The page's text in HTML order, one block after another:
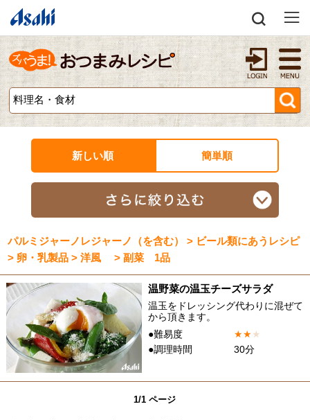
新しい順 簡単順
パルミジャーノレジャーノ（を含む） > ビール類にあうレシピ
> 卵・乳製品 > 洋風 > 副菜 1品
温野菜の温玉チーズサラダ
温玉をドレッシング代わりに混ぜて
から頂きます。
●難易度
★★★
●調理時間
30分
1/1 ページ